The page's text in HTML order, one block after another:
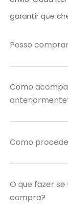
garantir que
Posso
Como
Como
O que fazer
compra?